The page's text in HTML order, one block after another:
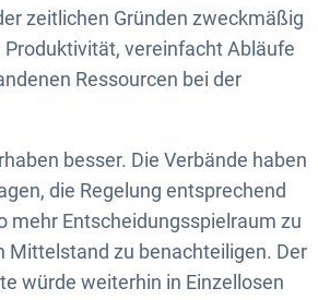
zeitlichen Gründen zweckmäßig
Produktivität, vereinfacht Abläufe
Ressourcen bei der
besser. Die Verbände haben
die Regelung entsprechend
mehr Entscheidungsspielraum zu
Mittelstand zu benachteiligen. Der
würde weiterhin in Einzellosen